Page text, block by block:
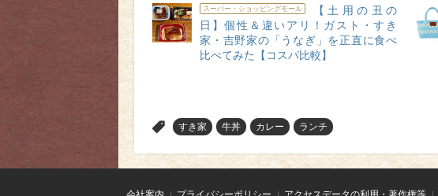
スーパー・ショッピングモール
【土用の丑の
日】個性＆違いアリ！ガスト・すき
家・吉野家の「うなぎ」を正直に食べ
比べてみた【コスパ比較】
すき家 牛丼 カレー ランチ